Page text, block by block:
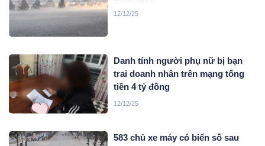
12/12/25
Danh tính người phụ nữ bị bạn
trai doanh nhân trên mạng tống
tiền 4 tỷ đồng
12/12/25
583 chủ xe máy có biển số sau